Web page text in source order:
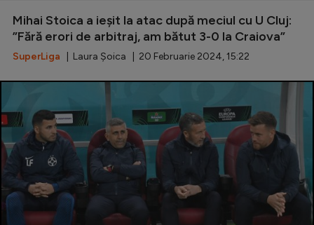
Mihai Stoica a ieșit la atac după meciul cu U Cluj:
”Fără erori de arbitraj, am bătut 3-0 la Craiova”
SuperLiga | Laura Șoica | 20 Februarie 2024, 15:22